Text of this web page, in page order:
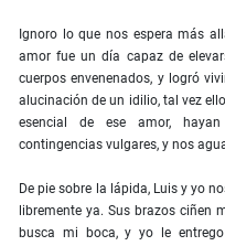
Ignoro lo que nos espera más
amor fue un día capaz de
cuerpos envenenados, y logró
alucinación de un idilio, tal vez
esencial de ese amor,
contingencias vulgares, y nos
De pie sobre la lápida, Luis y yo
libremente ya. Sus brazos ciñen
busca mi boca, y yo le